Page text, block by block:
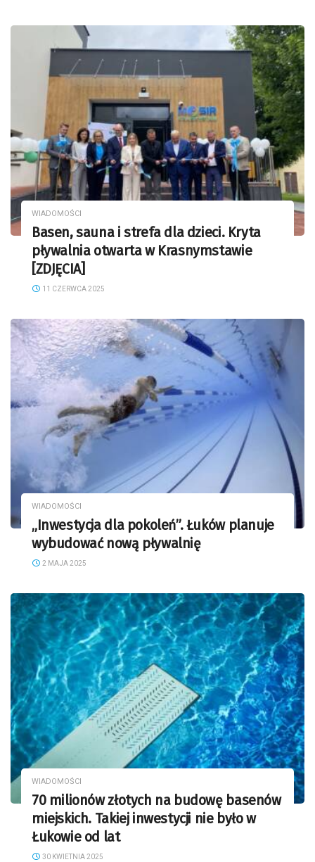
WIADOMOŚCI
Basen, sauna i strefa dla dzieci. Kryta
pływalnia otwarta w Krasnymstawie
[ZDJĘCIA]
11 CZERWCA 2025
WIADOMOŚCI
„Inwestycja dla pokoleń”. Łuków planuje
wybudować nową pływalnię
2 MAJA 2025
WIADOMOŚCI
70 milionów złotych na budowę basenów
miejskich. Takiej inwestycji nie było w
Łukowie od lat
30 KWIETNIA 2025